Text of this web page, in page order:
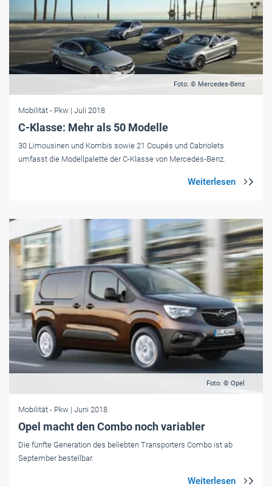
Foto: © Mercedes-Benz
Mobilität - Pkw | Juli 2018
C-Klasse: Mehr als 50 Modelle
30 Limousinen und Kombis sowie 21 Coupés und Cabriolets
umfasst die Modellpalette der C-Klasse von Mercedes-Benz.
Foto: © Opel
Mobilität - Pkw | Juni 2018
Opel macht den Combo noch variabler
Die fünfte Generation des beliebten Transporters Combo ist ab
September bestellbar.